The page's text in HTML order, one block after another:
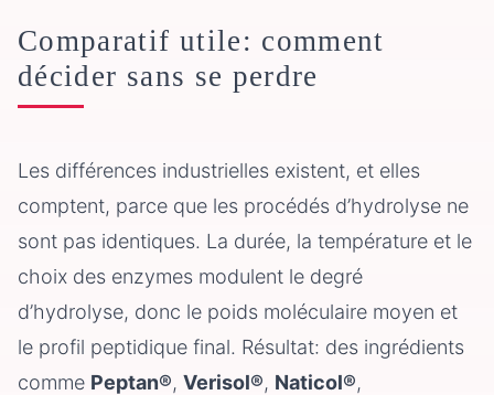
Comparatif utile: comment
décider sans se perdre
Les différences industrielles existent, et elles
comptent, parce que les procédés d’hydrolyse ne
sont pas identiques. La durée, la température et le
choix des enzymes modulent le degré
d’hydrolyse, donc le poids moléculaire moyen et
le profil peptidique final. Résultat: des ingrédients
comme Peptan®, Verisol®, Naticol®,